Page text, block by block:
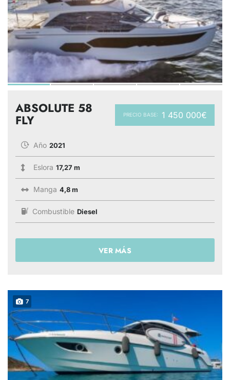
PRECIO BASE: 1 450 000€
ABSOLUTE 58
FLY
Año 2021
Eslora 17,27 m
Manga 4,8 m
Combustible Diesel
VER MÁS
7